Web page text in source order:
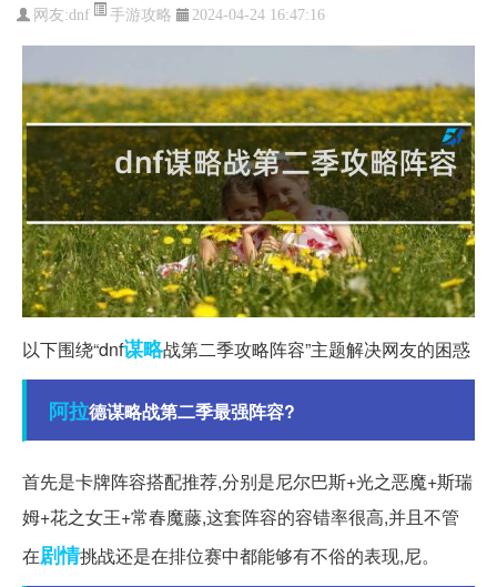
网友:dnf 手游攻略 2024-04-24 16:47:16
以下围绕“dnf谋略战第二季攻略阵容”主题解决网友的困惑
阿拉德谋略战第二季最强阵容?
首先是卡牌阵容搭配推荐,分别是尼尔巴斯+光之恶魔+斯瑞
姆+花之女王+常春魔藤,这套阵容的容错率很高,并且不管
在剧情挑战还是在排位赛中都能够有不俗的表现,尼。